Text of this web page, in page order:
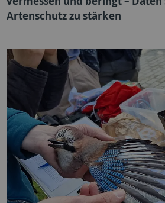
Artenschutz zu stärken